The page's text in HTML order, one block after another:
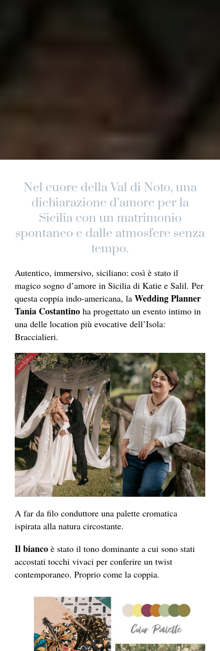
Nel cuore della Val di Noto, una
dichiarazione d’amore per la
Sicilia con un matrimonio
spontaneo e dalle atmosfere senza
tempo.
Autentico, immersivo, siciliano: così è stato il
magico sogno d’amore in Sicilia di Katie e Salil. Per
questa coppia indo-americana, la Wedding Planner
Tania Costantino ha progettato un evento intimo in
una delle location più evocative dell’Isola:
Braccialieri.
A far da filo conduttore una palette cromatica
ispirata alla natura circostante.
Il bianco è stato il tono dominante a cui sono stati
accostati tocchi vivaci per conferire un twist
contemporaneo. Proprio come la coppia.